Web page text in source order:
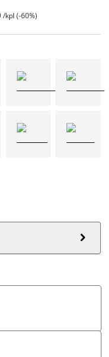
kpl (-60%)
